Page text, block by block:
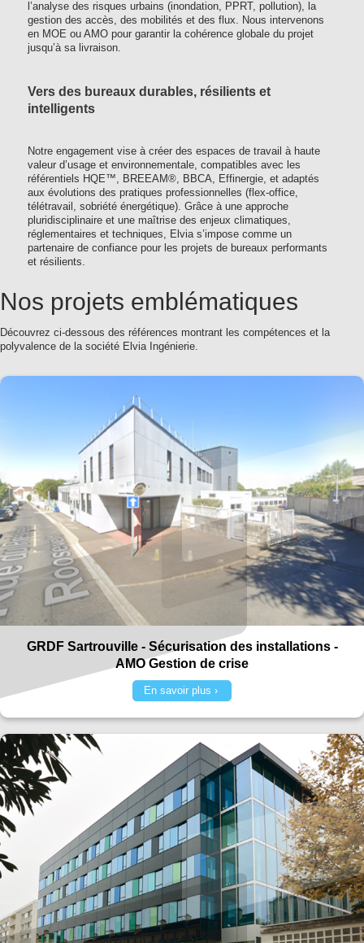
l’analyse des risques urbains (inondation, PPRT, pollution), la
gestion des accès, des mobilités et des flux. Nous intervenons
en MOE ou AMO pour garantir la cohérence globale du projet
jusqu’à sa livraison.
Vers des bureaux durables, résilients et
intelligents
Notre engagement vise à créer des espaces de travail à haute
valeur d’usage et environnementale, compatibles avec les
référentiels HQE™, BREEAM®, BBCA, Effinergie, et adaptés
aux évolutions des pratiques professionnelles (flex-office,
télétravail, sobriété énergétique). Grâce à une approche
pluridisciplinaire et une maîtrise des enjeux climatiques,
réglementaires et techniques, Elvia s’impose comme un
partenaire de confiance pour les projets de bureaux performants
et résilients.
Nos projets emblématiques
Découvrez ci-dessous des références montrant les compétences et la
polyvalence de la société Elvia Ingénierie.
GRDF Sartrouville - Sécurisation des installations -
AMO Gestion de crise
En savoir plus